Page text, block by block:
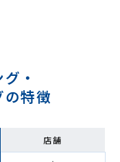
・
特徴
店舗